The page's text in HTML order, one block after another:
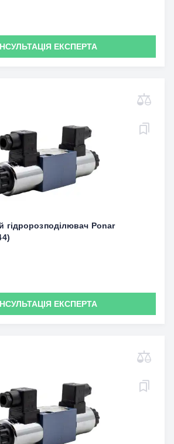
ЕКСПЕРТА
гідророзподілювач Ponar
ЕКСПЕРТА